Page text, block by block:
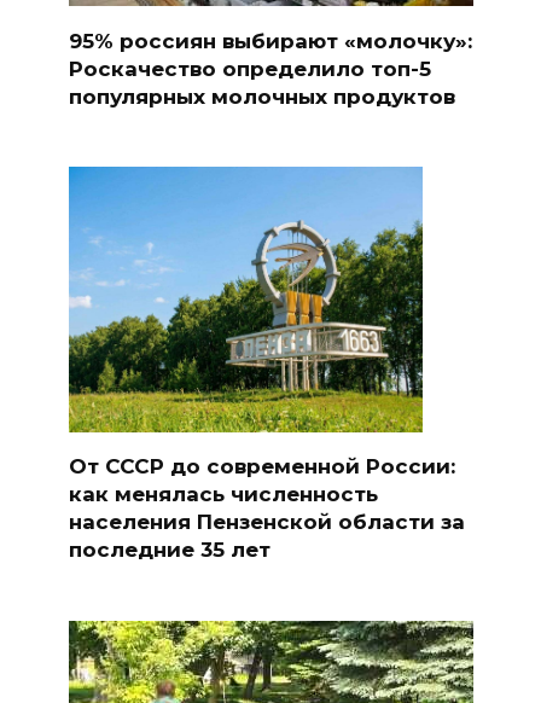
95% россиян выбирают «молочку»:
Роскачество определило топ-5
популярных молочных продуктов
От СССР до современной России:
как менялась численность
населения Пензенской области за
последние 35 лет